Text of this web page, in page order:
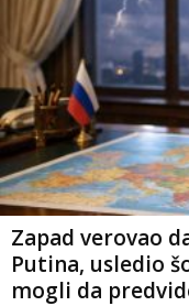
Zapad verovao
Putina, usledio
mogli da